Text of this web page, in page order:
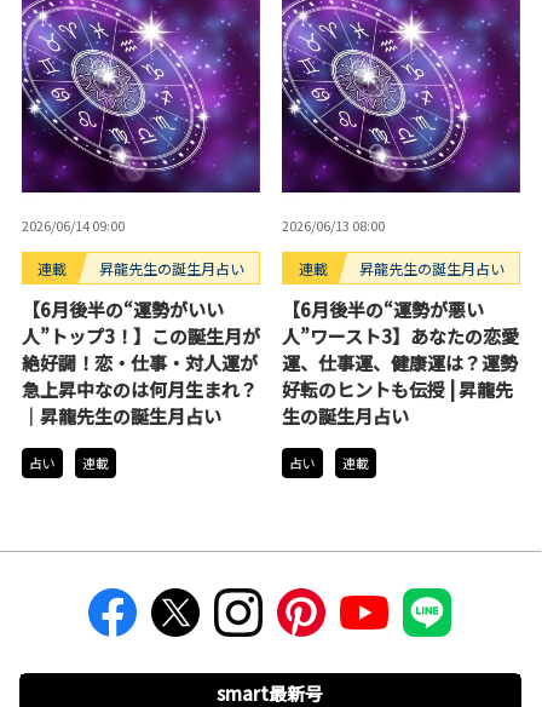
2026/06/14 09:00
連載 昇龍先生の誕生月占い
【6月後半の“運勢がいい
人”トップ3！】この誕生月が
絶好調！恋・仕事・対人運が
急上昇中なのは何月生まれ？
｜昇龍先生の誕生月占い
占い 連載
2026/06/13 08:00
連載 昇龍先生の誕生月占い
【6月後半の“運勢が悪い
人”ワースト3】あなたの恋愛
運、仕事運、健康運は？運勢
好転のヒントも伝授 | 昇龍先
生の誕生月占い
占い 連載
smart最新号